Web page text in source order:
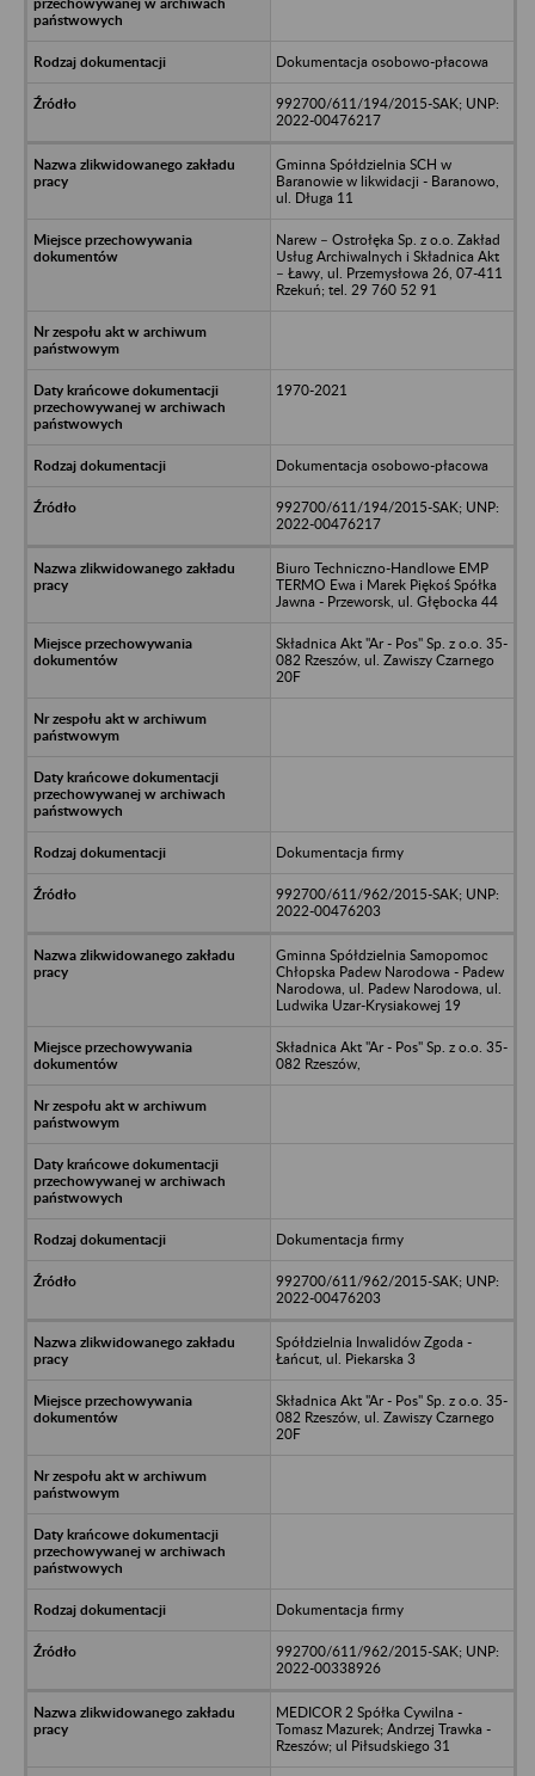
Dokumentacja osobowo-płacowa
992700/611/194/2015-SAK; UNP:
2022-00476217
Gminna Spółdzielnia SCH w
Baranowie w likwidacji - Baranowo,
ul. Długa 11
Narew – Ostrołęka Sp. z o.o. Zakład
Usług Archiwalnych i Składnica Akt
– Ławy, ul. Przemysłowa 26, 07-411
Rzekuń; tel. 29 760 52 91
1970-2021
Dokumentacja osobowo-płacowa
992700/611/194/2015-SAK; UNP:
2022-00476217
Biuro Techniczno-Handlowe EMP
TERMO Ewa i Marek Piękoś Spółka
Jawna - Przeworsk, ul. Głębocka 44
Składnica Akt "Ar - Pos" Sp. z o.o. 35-
082 Rzeszów, ul. Zawiszy Czarnego
20F
Dokumentacja firmy
992700/611/962/2015-SAK; UNP:
2022-00476203
Gminna Spółdzielnia Samopomoc
Chłopska Padew Narodowa - Padew
Narodowa, ul. Padew Narodowa, ul.
Ludwika Uzar-Krysiakowej 19
Składnica Akt "Ar - Pos" Sp. z o.o. 35-
082 Rzeszów,
Dokumentacja firmy
992700/611/962/2015-SAK; UNP:
2022-00476203
Spółdzielnia Inwalidów Zgoda -
Łańcut, ul. Piekarska 3
Składnica Akt "Ar - Pos" Sp. z o.o. 35-
082 Rzeszów, ul. Zawiszy Czarnego
20F
Dokumentacja firmy
992700/611/962/2015-SAK; UNP:
2022-00338926
MEDICOR 2 Spółka Cywilna -
Tomasz Mazurek; Andrzej Trawka -
Rzeszów; ul Piłsudskiego 31